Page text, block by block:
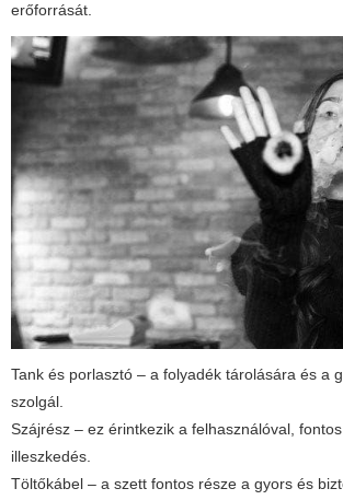
erőforrását.
Tank és porlasztó – a folyadék tárolására és a
szolgál.
Szájrész – ez érintkezik a felhasználóval,
illeszkedés.
Töltőkábel – a szett fontos része a gyors és